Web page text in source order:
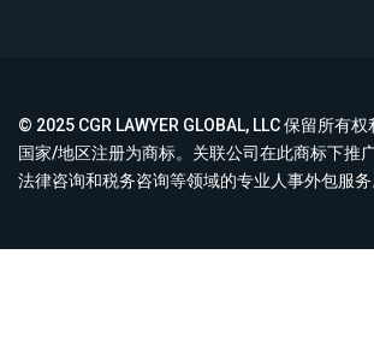
© 2025 CGR LAWYER GLOBAL, LLC 保留所有
国家/地区注册为商标。关联公司在此商标下推
法律咨询和税务咨询等领域的专业人事外包服务